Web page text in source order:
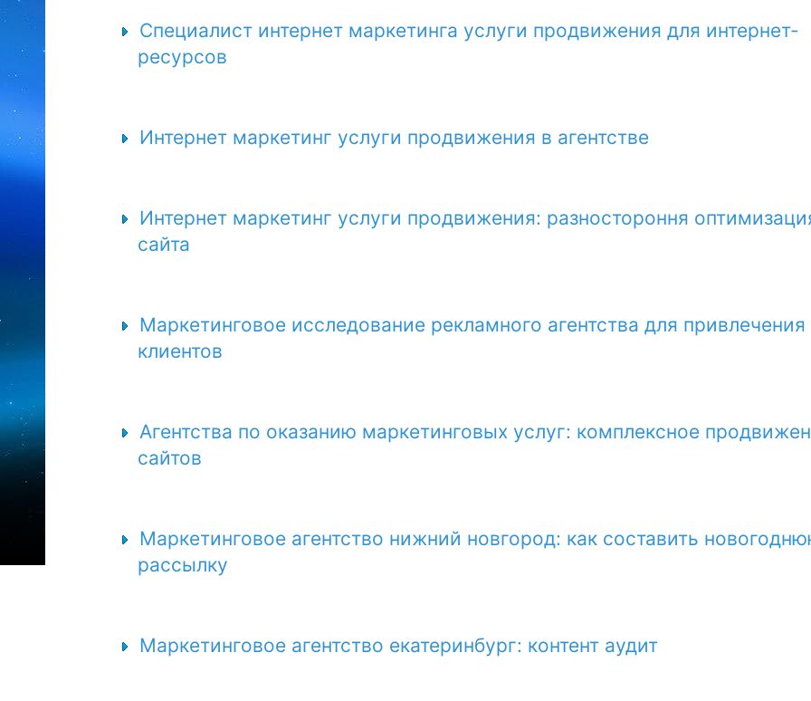
Специалист интернет маркетинга услуги продвижения для интернет-
ресурсов
Интернет маркетинг услуги продвижения в агентстве
Интернет маркетинг услуги продвижения: разностороння
сайта
Маркетинговое исследование рекламного агентства для привлечения
клиентов
Агентства по оказанию маркетинговых услуг: комплексное
сайтов
Маркетинговое агентство нижний новгород: как составить
рассылку
Маркетинговое агентство екатеринбург: контент аудит